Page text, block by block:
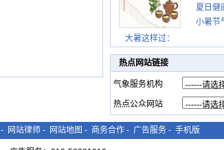
大暑这样过：
健身两
夏日健
一控制”
小暑节
热点网站链接
气象服务机构
热点公众网站
- 网站律师 - 网站地图 - 商务合作 - 广告服务 - 手机版